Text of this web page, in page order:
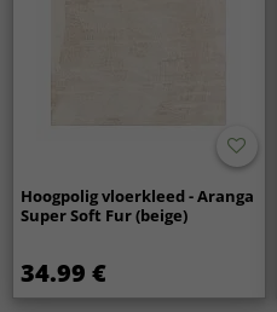
Hoogpolig vloerkleed - Aranga
Super Soft Fur (beige)
34.99 €